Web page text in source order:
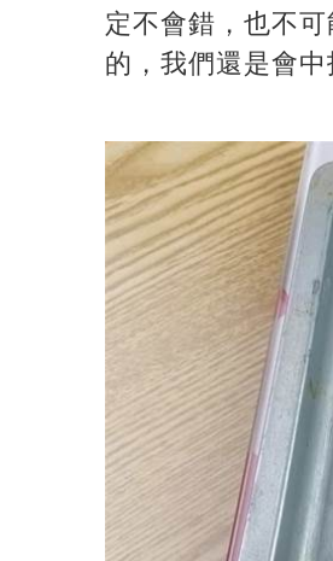
定不會錯，也不
的，我們還是會中